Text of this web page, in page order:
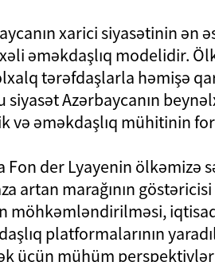
xarici siyasətinin ən
əməkdaşlıq modelidir.
tərəfdaşlarla həmişə
siyasət Azərbaycanın
və əməkdaşlıq mühitinin
Fon der Lyayenin ölkəmizə
artan marağının
möhkəmləndirilməsi,
platformalarının
üçün mühüm